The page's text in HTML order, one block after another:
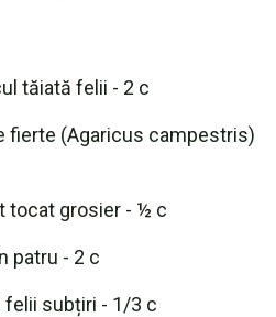
tăiată felii - 2 c
fierte (Agaricus campestris)
tocat grosier - ½ c
patru - 2 c
felii subțiri - 1/3 c